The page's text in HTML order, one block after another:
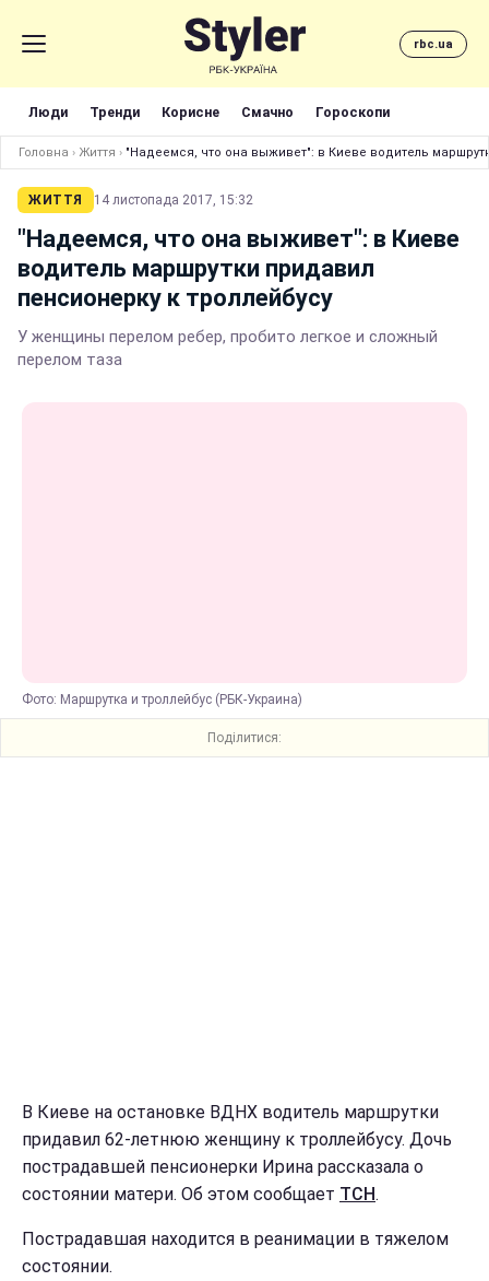
rbc.ua
Люди Тренди Корисне Смачно Гороскопи
Головна › Життя › "Надеемся, что она выживет": в Киеве водитель
ЖИТТЯ 14 листопада 2017, 15:32
"Надеемся, что она выживет": в Киеве
водитель маршрутки придавил
пенсионерку к троллейбусу
У женщины перелом ребер, пробито легкое и сложный
перелом таза
Фото: Маршрутка и троллейбус (РБК-Украина)
Поділитися:
В Киеве на остановке ВДНХ водитель маршрутки
придавил 62-летнюю женщину к троллейбусу. Дочь
пострадавшей пенсионерки Ирина рассказала о
состоянии матери. Об этом сообщает ТСН.
Пострадавшая находится в реанимации в тяжелом
состоянии.